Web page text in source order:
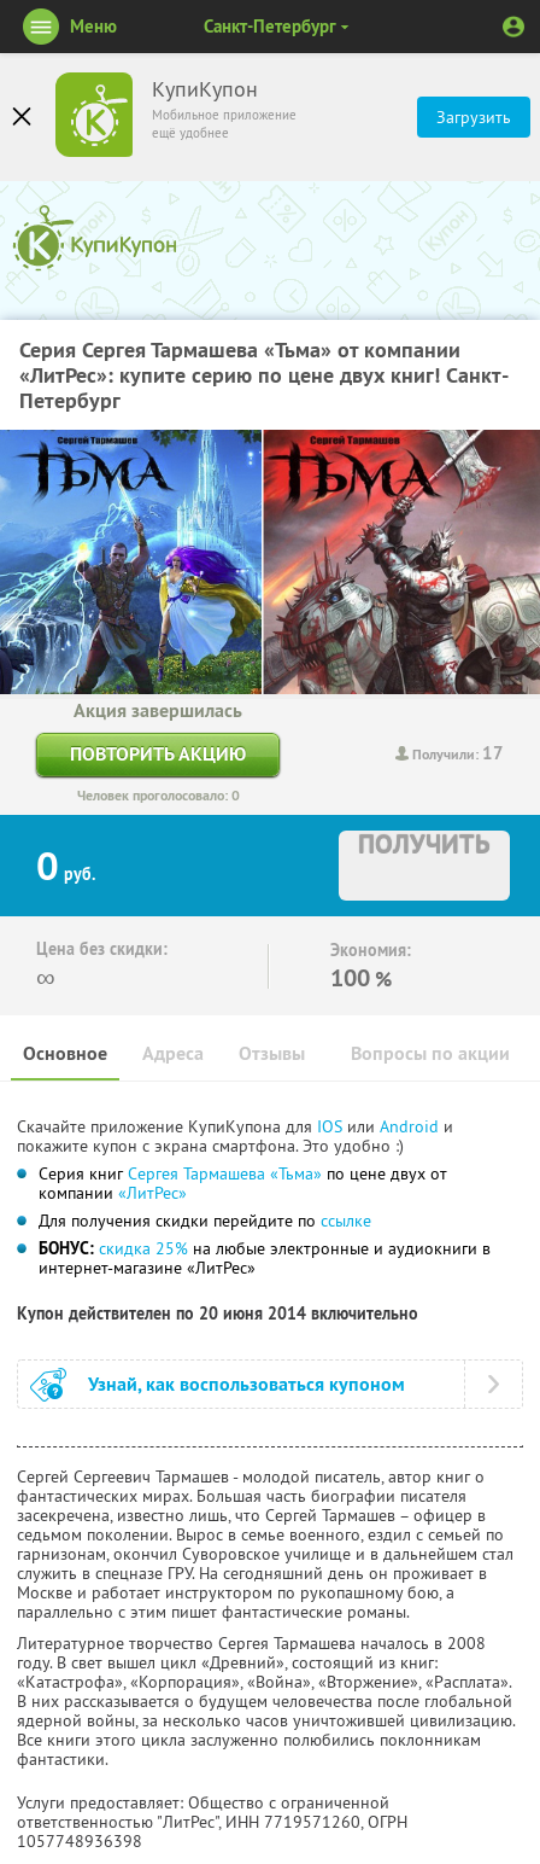
КупиКупон
Мобильное приложение
ещё удобнее
Загрузить
Меню Санкт-Петербург
Серия Сергея Тармашева «Тьма» от компании
«ЛитРес»: купите серию по цене двух книг! Санкт-
Петербург
Получили: 17
Акция завершилась
ПОВТОРИТЬ АКЦИЮ
Человек проголосовало: 0
0 руб.
ПОЛУЧИТЬ
Цена без скидки:
∞
Экономия:
100 %
Основное Отзывы Вопросы по акции
Адреса
Скачайте приложение КупиКупона для IOS или Android и
покажите купон с экрана смартфона. Это удобно :)
Серия книгСергея Тармашева «Тьма» по цене двух от
компании «ЛитРес»
Для получения скидки перейдите по ссылке
БОНУС: скидка 25% на любые электронные и аудиокниги в
интернет-магазине «ЛитРес»
Купон действителен по 20 июня 2014 включительно
Узнай, как воспользоваться купоном
Сергей Сергеевич Тармашев - молодой писатель, автор книг о
фантастических мирах. Большая часть биографии писателя
засекречена, известно лишь, что Сергей Тармашев – офицер в
седьмом поколении. Вырос в семье военного, ездил с семьей по
гарнизонам, окончил Суворовское училище и в дальнейшем стал
служить в спецназе ГРУ. На сегодняшний день он проживает в
Москве и работает инструктором по рукопашному бою, а
параллельно с этим пишет фантастические романы.
Литературное творчество Сергея Тармашева началось в 2008
году. В свет вышел цикл «Древний», состоящий из книг:
«Катастрофа», «Корпорация», «Война», «Вторжение», «Расплата».
В них рассказывается о будущем человечества после глобальной
ядерной войны, за несколько часов уничтожившей цивилизацию.
Все книги этого цикла заслуженно полюбились поклонникам
фантастики.
Услуги предоставляет: Общество с ограниченной
ответственностью "ЛитРес", ИНН 7719571260, ОГРН
1057748936398